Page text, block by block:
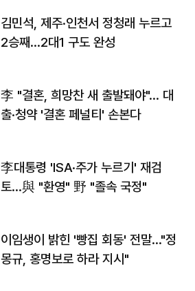
김민석, 제주·인천서 정청래 누르고
2승째…2대1 구도 완성
李 "결혼, 희망찬 새 출발돼야"… 대
출·청약 '결혼 페널티' 손본다
李대통령 'ISA·주가 누르기' 재검
토…與 "환영" 野 "졸속 국정"
이임생이 밝힌 '빵집 회동' 전말…"정
몽규, 홍명보로 하라 지시"